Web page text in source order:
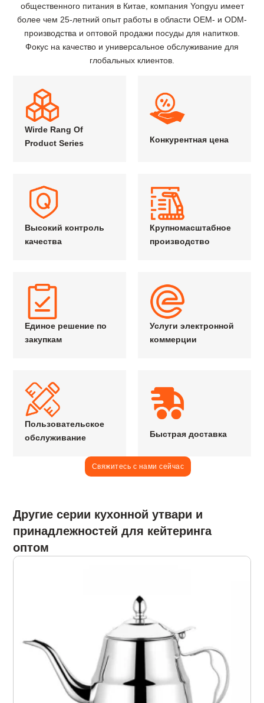
общественного питания в Китае, компания Yongyu имеет
более чем 25-летний опыт работы в области OEM- и ODM-
производства и оптовой продажи посуды для напитков.
Фокус на качество и универсальное обслуживание для
глобальных клиентов.
Wirde Rang Of
Product Series
Конкурентная цена
Высокий контроль
качества
Крупномасштабное
производство
Единое решение по
закупкам
Услуги электронной
коммерции
Пользовательское
обслуживание
Быстрая доставка
Свяжитесь с нами сейчас
Другие серии кухонной утвари и
принадлежностей для кейтеринга
оптом